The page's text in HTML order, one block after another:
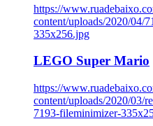
https://
content/uploads/2020/04/
335x256.jpg
LEGO Super Mario
https://
content/uploads/2020/03/
7193-fileminimizer-